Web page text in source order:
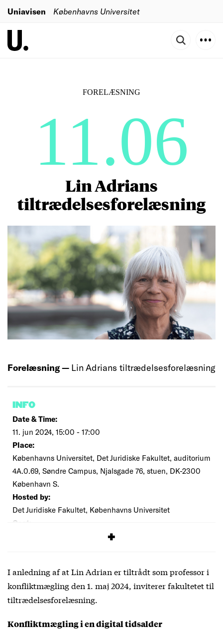
Uniavisen Københavns Universitet
FORELÆSNING
11.06
Lin Adrians
tiltrædelsesforelæsning
Forelæsning — Lin Adrians tiltrædelsesforelæsning
INFO
Date & Time:
11. jun 2024, 15:00 - 17:00
Place:
Københavns Universitet, Det Juridiske Fakultet, auditorium
4A.0.69, Søndre Campus, Njalsgade 76, stuen, DK-2300
København S.
Hosted by:
Det Juridiske Fakultet, Københavns Universitet
Cost:
I anledning af at Lin Adrian er tiltrådt som professor i
konfliktmægling den 1. maj 2024, inviterer fakultetet til
tiltrædelsesforelæsning.
Konfliktmægling i en digital tidsalder